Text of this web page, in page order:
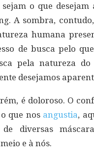
sejam o que
A sombra,
humana
de busca pelo
pela natureza
desejamos
é doloroso. O
que nos angustia,
diversas
e à nós.